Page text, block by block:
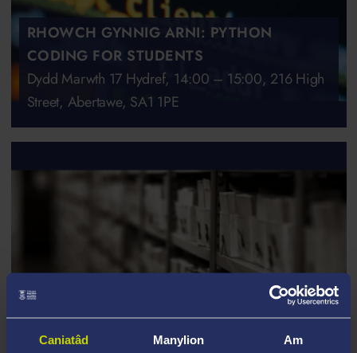
Caniatâd Manylion Am
RHOWCH GYNNIG ARNI: PYTHON
CODING FOR STUDENTS
Dydd Marwth 17 Hydref, 14:00 – 15:00, 216 High
Street, Abertawe, SA1 1PE